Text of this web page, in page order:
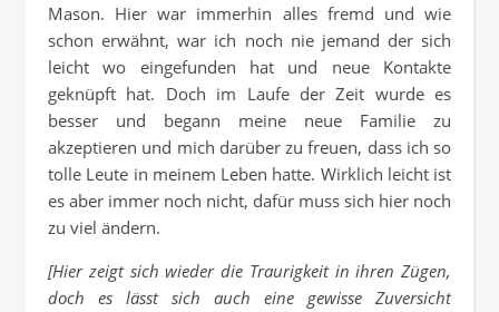
Mason. Hier war immerhin alles fremd und wie
schon erwähnt, war ich noch nie jemand der sich
leicht wo eingefunden hat und neue Kontakte
geknüpft hat. Doch im Laufe der Zeit wurde es
besser und begann meine neue Familie zu
akzeptieren und mich darüber zu freuen, dass ich so
tolle Leute in meinem Leben hatte. Wirklich leicht ist
es aber immer noch nicht, dafür muss sich hier noch
zu viel ändern.
[Hier zeigt sich wieder die Traurigkeit in ihren Zügen,
doch es lässt sich auch eine gewisse Zuversicht